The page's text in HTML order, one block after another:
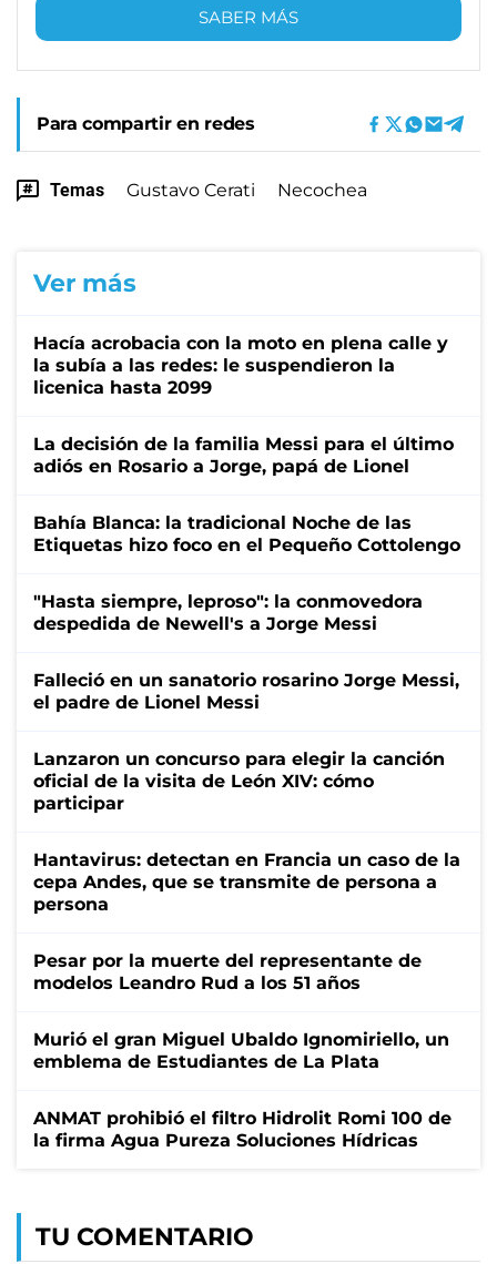
SABER MÁS
Para compartir en redes
Temas Gustavo Cerati Necochea
Ver más
Hacía acrobacia con la moto en plena calle y
la subía a las redes: le suspendieron la
licenica hasta 2099
La decisión de la familia Messi para el último
adiós en Rosario a Jorge, papá de Lionel
Bahía Blanca: la tradicional Noche de las
Etiquetas hizo foco en el Pequeño Cottolengo
"Hasta siempre, leproso": la conmovedora
despedida de Newell's a Jorge Messi
Falleció en un sanatorio rosarino Jorge Messi,
el padre de Lionel Messi
Lanzaron un concurso para elegir la canción
oficial de la visita de León XIV: cómo
participar
Hantavirus: detectan en Francia un caso de la
cepa Andes, que se transmite de persona a
persona
Pesar por la muerte del representante de
modelos Leandro Rud a los 51 años
Murió el gran Miguel Ubaldo Ignomiriello, un
emblema de Estudiantes de La Plata
ANMAT prohibió el filtro Hidrolit Romi 100 de
la firma Agua Pureza Soluciones Hídricas
TU COMENTARIO